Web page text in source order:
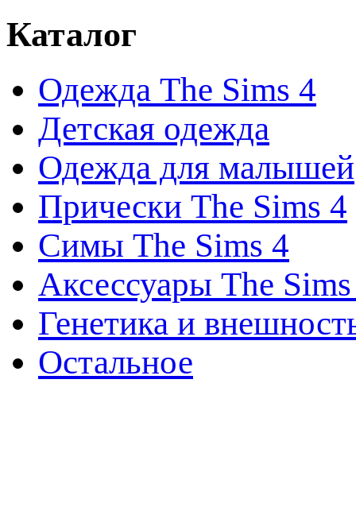
Каталог
Одежда The Sims 4
Детская одежда
Одежда для малышей
Прически The Sims 4
Симы The Sims 4
Аксессуары The
Генетика и
Остальное